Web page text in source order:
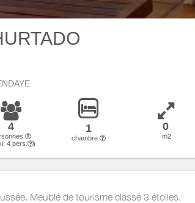
4
4 pers. )
1
chambre
0
m2
Meublé de tourisme classé 3 étoiles.